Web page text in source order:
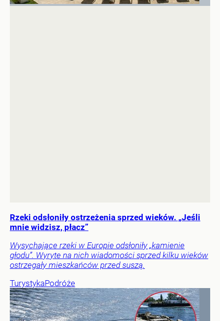
Rzeki odsłoniły ostrzeżenia sprzed wieków. „Jeśli
mnie widzisz, płacz”
Wysychające rzeki w Europie odsłoniły „kamienie
głodu”. Wyryte na nich wiadomości sprzed kilku wieków
ostrzegały mieszkańców przed suszą.
TurystykaPodróże